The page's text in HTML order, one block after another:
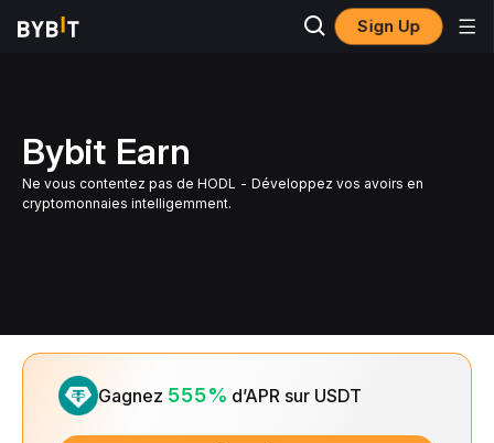
Sign Up
Bybit Earn
Ne vous contentez pas de HODL - Développez vos avoirs en
cryptomonnaies intelligemment.
Slide 1 of 1Gagnez 555% d’APR sur USDT